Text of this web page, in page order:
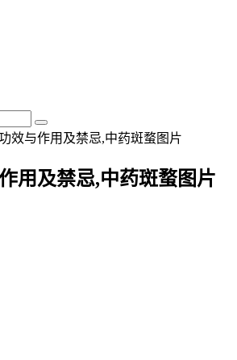
效与作用及禁忌,中药斑蝥图片
用及禁忌,中药斑蝥图片